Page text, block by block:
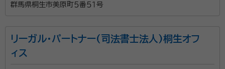
群馬県桐生市美原町５番５１号
リーガル・パートナー(司法書士法人)桐生オフ
ィス